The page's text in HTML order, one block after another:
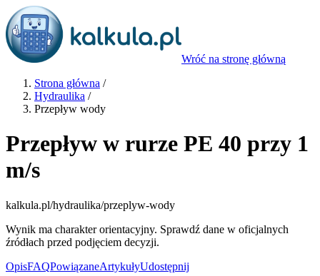
Wróć na stronę główną
Strona główna /
Hydraulika /
Przepływ wody
Przepływ w rurze PE 40 przy 1
m/s
kalkula.pl/hydraulika/przeplyw-wody
Wynik ma charakter orientacyjny. Sprawdź dane w oficjalnych
źródłach przed podjęciem decyzji.
OpisFAQPowiązaneArtykułyUdostępnij